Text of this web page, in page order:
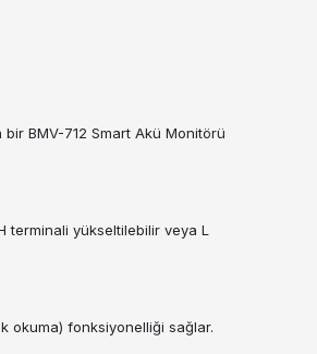
BMV-712 Smart Akü Monitörü
terminali yükseltilebilir veya L
okuma) fonksiyonelliği sağlar.